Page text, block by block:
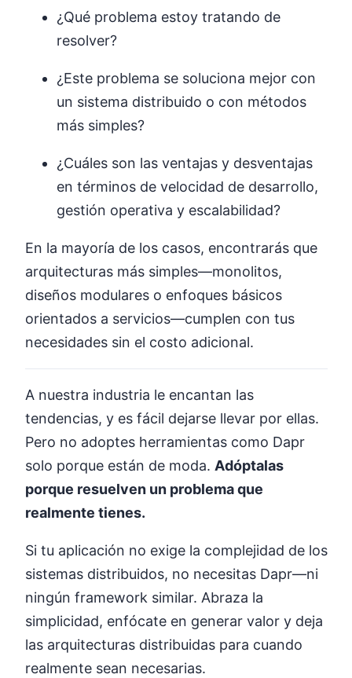
¿Qué problema estoy tratando de
resolver?
¿Este problema se soluciona mejor con
un sistema distribuido o con métodos
más simples?
¿Cuáles son las ventajas y desventajas
en términos de velocidad de desarrollo,
gestión operativa y escalabilidad?
En la mayoría de los casos, encontrarás que
arquitecturas más simples—monolitos,
diseños modulares o enfoques básicos
orientados a servicios—cumplen con tus
necesidades sin el costo adicional.
A nuestra industria le encantan las
tendencias, y es fácil dejarse llevar por ellas.
Pero no adoptes herramientas como Dapr
solo porque están de moda. Adóptalas
porque resuelven un problema que
realmente tienes.
Si tu aplicación no exige la complejidad de los
sistemas distribuidos, no necesitas Dapr—ni
ningún framework similar. Abraza la
simplicidad, enfócate en generar valor y deja
las arquitecturas distribuidas para cuando
realmente sean necesarias.